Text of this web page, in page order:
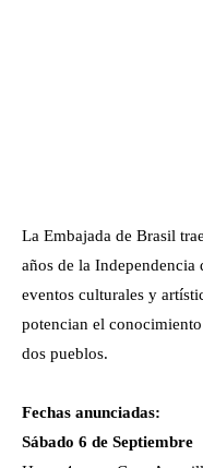
La Embajada de Brasil
años de la Independencia
eventos culturales y
potencian el
dos pueblos.
Fechas anunciadas:
Sábado 6 de Septiembre